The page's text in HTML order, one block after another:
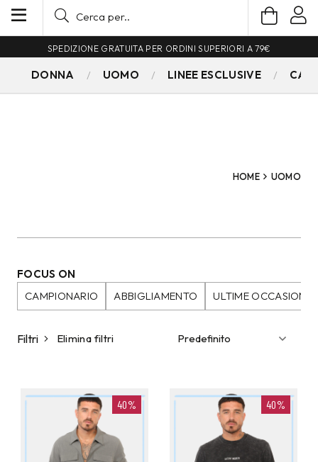
SPEDIZIONE GRATUITA PER ORDINI SUPERIORI A 79€
DONNA UOMO LINEE ESCLUSIVE
HOME UOMO
FOCUS ON
CAMPIONARIO
ABBIGLIAMENTO ULTIME OCCASIONI
Filtri Elimina filtri
40% 40%